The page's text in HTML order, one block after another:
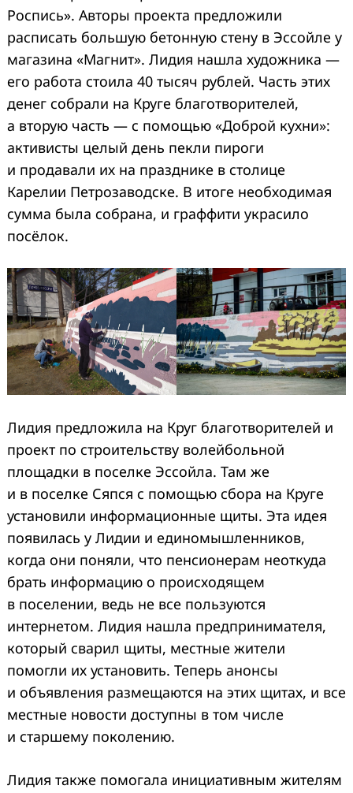
Роспись». Авторы проекта предложили
расписать большую бетонную стену в Эссойле у
магазина «Магнит». Лидия нашла художника —
его работа стоила 40 тысяч рублей. Часть этих
денег собрали на Круге благотворителей,
а вторую часть — с помощью «Доброй кухни»:
активисты целый день пекли пироги
и продавали их на празднике в столице
Карелии Петрозаводске. В итоге необходимая
сумма была собрана, и граффити украсило
посёлок.
Лидия предложила на Круг благотворителей и
проект по строительству волейбольной
площадки в поселке Эссойла. Там же
и в поселке Сяпся с помощью сбора на Круге
установили информационные щиты. Эта идея
появилась у Лидии и единомышленников,
когда они поняли, что пенсионерам неоткуда
брать информацию о происходящем
в поселении, ведь не все пользуются
интернетом. Лидия нашла предпринимателя,
который сварил щиты, местные жители
помогли их установить. Теперь анонсы
и объявления размещаются на этих щитах, и все
местные новости доступны в том числе
и старшему поколению.
Лидия также помогала инициативным жителям